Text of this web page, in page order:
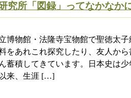
究所「図録」ってなかなか
博物館・法隆寺宝物館で聖徳太
をあれこれ探究したり、友人か
蓄積してきています。日本史は
来、生涯 […]